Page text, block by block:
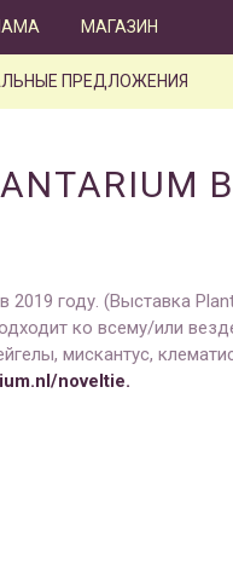
МАГАЗИН
ПРЕДЛОЖЕНИЯ
в 2019 году. (Выставка
ко всему/или
мискантус,
noveltie.